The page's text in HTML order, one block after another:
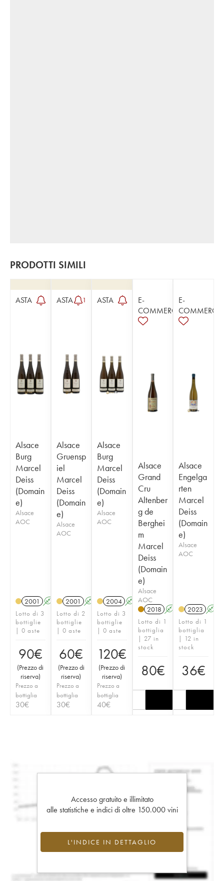
PRODOTTI SIMILI
ASTA
Alsace
Burg
Marcel
Deiss
(Domain
e)
Alsace
AOC
2001 A
Lotto di 3
bottiglie
| 0 aste
90€
(Prezzo di
riserva)
Prezzo a
bottiglia
30€
ASTA 1
Alsace
Gruensp
iel
Marcel
Deiss
(Domain
e)
Alsace
AOC
2001 A
Lotto di 2
bottiglie
| 0 aste
60€
(Prezzo di
riserva)
Prezzo a
bottiglia
30€
ASTA
Alsace
Burg
Marcel
Deiss
(Domain
e)
Alsace
AOC
2004 A
Lotto di 3
bottiglie
| 0 aste
120€
(Prezzo di
riserva)
Prezzo a
bottiglia
40€
E-
COMMERCE
Alsace
Grand
Cru
Altenber
g de
Berghei
m
Marcel
Deiss
(Domain
e)
Alsace
AOC
2018 A
Lotto di 1
bottiglia
| 27 in
stock
80€
E-
COMMERCE
Alsace
Engelga
rten
Marcel
Deiss
(Domain
e)
Alsace
AOC
2023 A
Lotto di 1
bottiglia
| 12 in
stock
36€
Accesso gratuito e illimitato
alle statistiche e indici di oltre 150.000 vini
L'INDICE IN DETTAGLIO